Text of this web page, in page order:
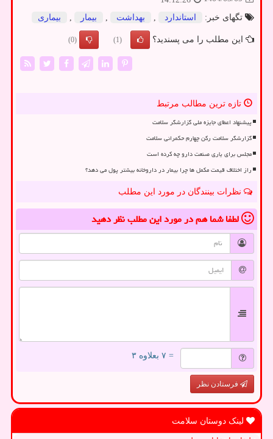
تگهای خبر:
استاندارد بهداشت بیمار بیماری
این مطلب را می پسندید؟ (1)
(0)
تازه ترین مطالب مرتبط
پیشنهاد اعطای جایزه ملی گزارشگر سلامت
گزارشگر سلامت رکن چهارم حکمرانی سلامت
مجلس برای یاری صنعت دارو چه کرده است
راز اختلاف قیمت مکمل ها چرا بیمار در داروخانه بیشتر پول می دهد؟
نظرات بینندگان در مورد این مطلب
لطفا شما همدر مورد این مطلبنظر دهید
= ۷ بعلاوه ۳
فرستادن نظر
لینک دوستان سلامت